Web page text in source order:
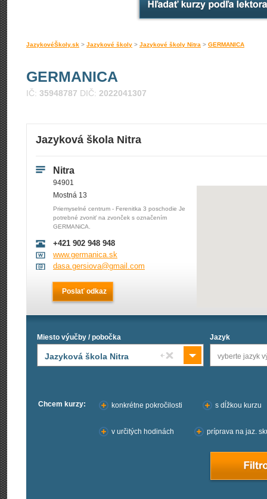
JazykovéŠkoly.sk > Jazykové školy > Jazykové školy Nitra > GERMANICA
GERMANICA
IČ: 35948787 DIČ: 2022041307
Jazyková škola Nitra
Nitra
94901
Mostná 13
Priemyselné centrum - Ferenitka 3 poschodie Je
potrebné zvoniť na zvonček s označením
GERMANiCA.
+421 902 948 948
www.germanica.sk
dasa.gersiova@gmail.com
Poslať odkaz
Miesto výučby / pobočka
Jazyková škola Nitra
Jazyk
vyberte jazyk
Chcem kurzy: konkrétne pokročilosti s dĺžkou kurzu
v určitých hodinách príprava na jaz.